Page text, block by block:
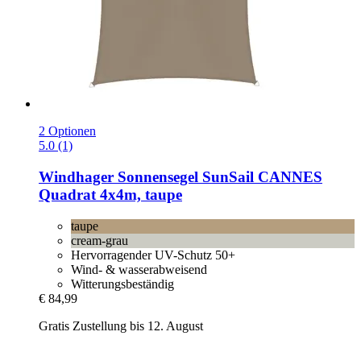
2 Optionen
5.0 (1)
Windhager Sonnensegel SunSail CANNES
Quadrat 4x4m, taupe
taupe
cream-grau
Hervorragender UV-Schutz 50+
Wind- & wasserabweisend
Witterungsbeständig
€ 84,99
Gratis Zustellung bis 12. August